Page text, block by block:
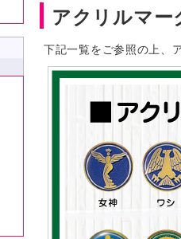
アクリルマー
下記一覧をご参照の上、